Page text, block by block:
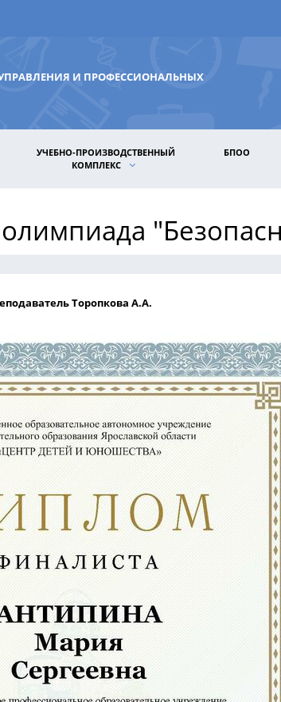
И ПРОФЕССИОНАЛЬНЫХ
УЧЕБНО-ПРОИЗВОДСТВЕННЫЙ
КОМПЛЕКС
БПОО
Торопкова А.А.